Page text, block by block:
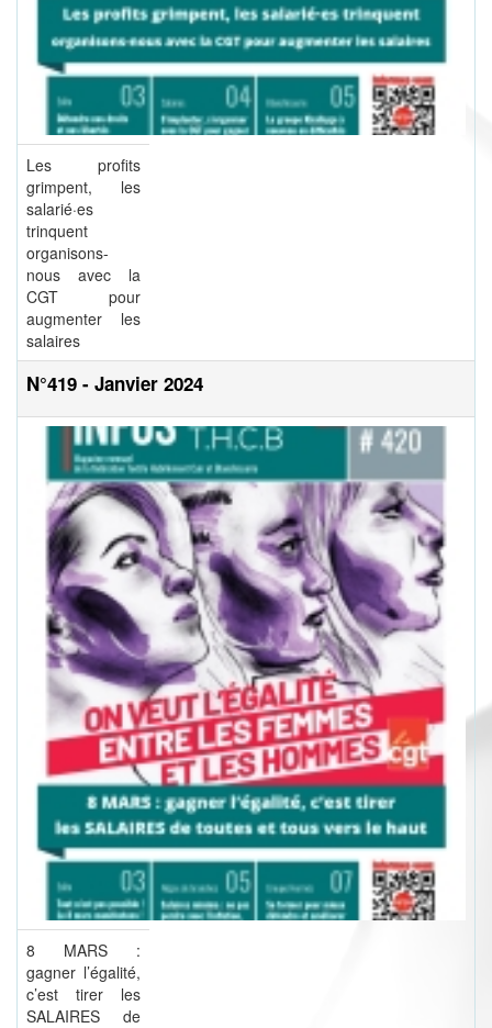
Les profits
grimpent, les
salarié·es
trinquent
organisons-
nous avec la
CGT pour
augmenter les
salaires
N°419 - Janvier 2024
8 MARS :
gagner l’égalité,
c’est tirer les
SALAIRES de